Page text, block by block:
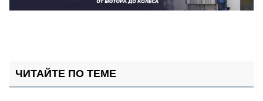
ЧИТАЙТЕ ПО ТЕМЕ